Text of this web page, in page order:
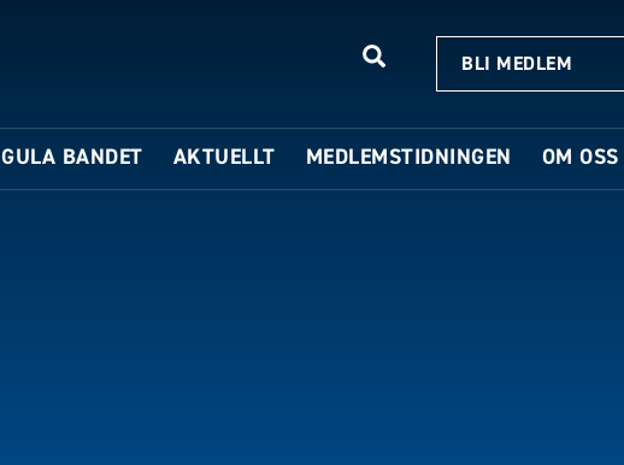
BLI MEDLEM
GULA BANDET AKTUELLT MEDLEMSTIDNINGEN OM OSS